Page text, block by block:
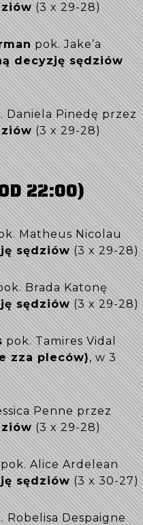
(3 x 29-28)
pok. Jake’a
decyzję sędziów
Daniela Pinedę przez
(3 x 29-28)
22:00)
Matheus Nicolau
sędziów(3 x 29-28)
Brada Katonę
sędziów(3 x 29-28)
pok. Tamires Vidal
zza pleców), w 3
Penne przez
(3 x 29-28)
Alice Ardelean
sędziów(3 x 30-27)
Robelisa Despaigne